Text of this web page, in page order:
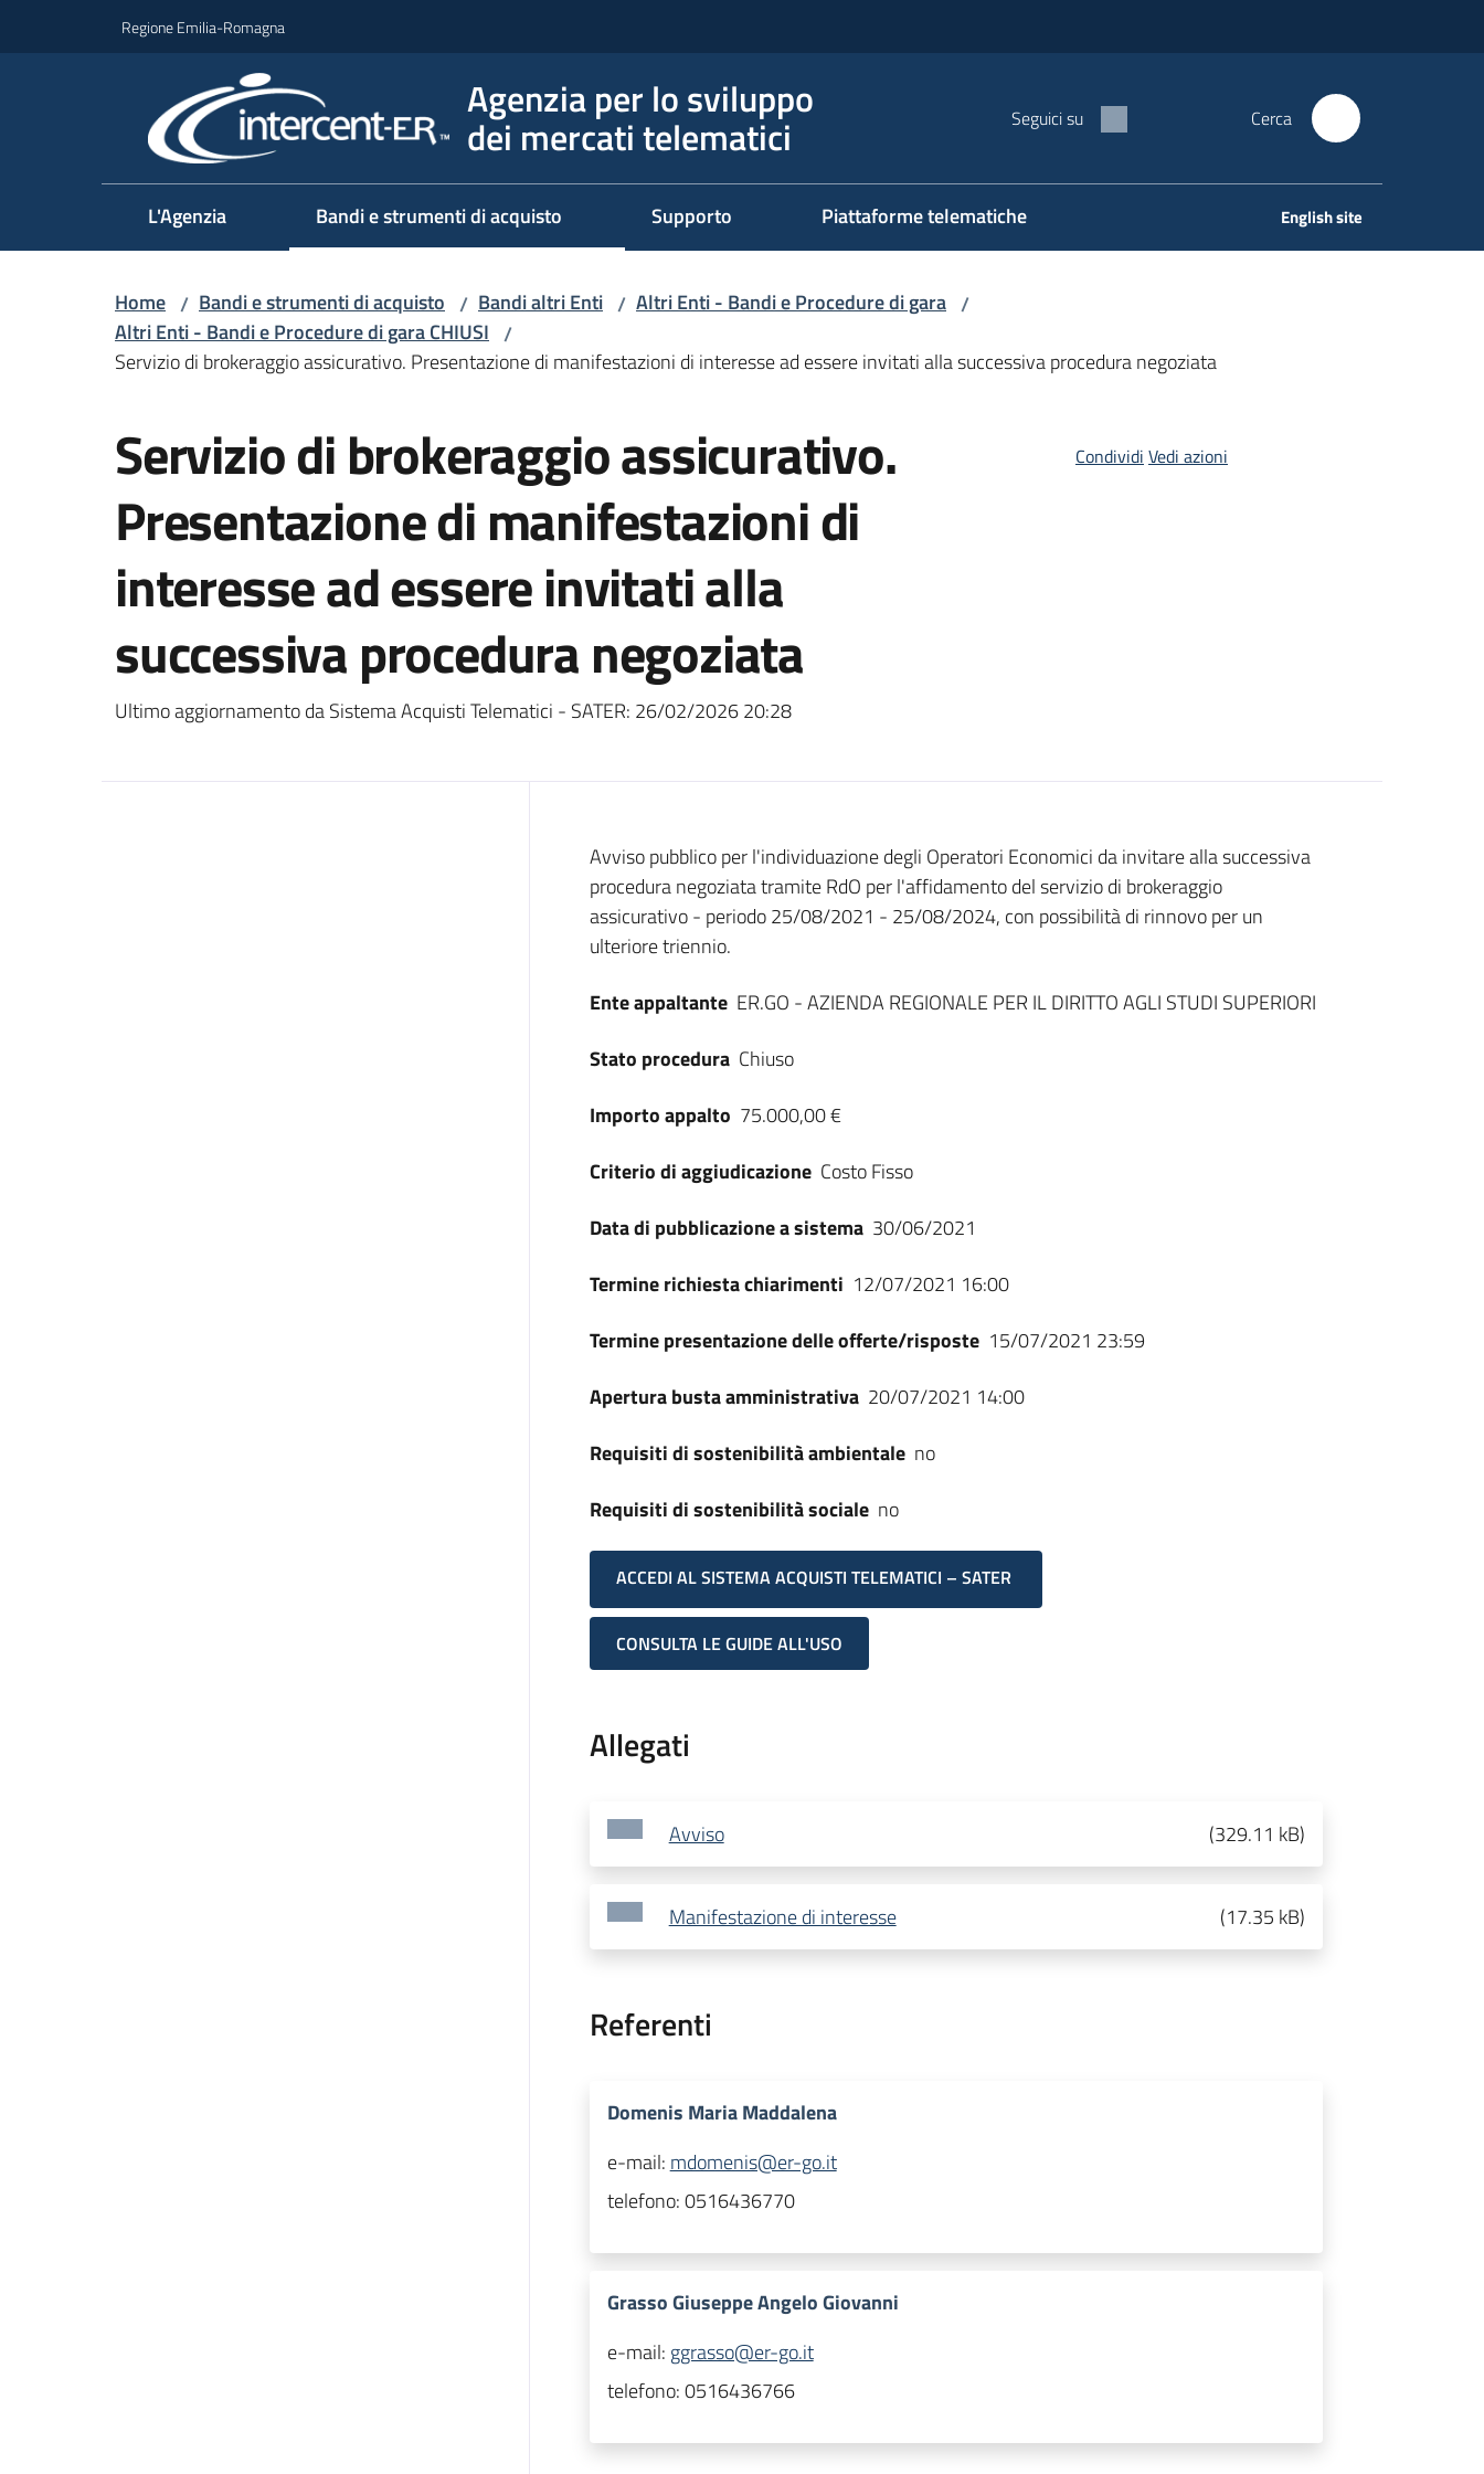
Regione Emilia-Romagna
Agenzia per lo sviluppo
dei mercati telematici Seguici su Cerca
L'Agenzia Bandi e strumenti di acquisto Supporto Piattaforme telematiche English site
Home / Bandi e strumenti di acquisto / Bandi altri Enti / Altri Enti - Bandi e Procedure di gara /
Altri Enti - Bandi e Procedure di gara CHIUSI /
Servizio di brokeraggio assicurativo. Presentazione di manifestazioni di interesse ad essere invitati alla successiva procedura negoziata
Servizio di brokeraggio assicurativo.
Presentazione di manifestazioni di
interesse ad essere invitati alla
successiva procedura negoziata
Ultimo aggiornamento da Sistema Acquisti Telematici - SATER: 26/02/2026 20:28
Condividi Vedi azioni
Dati del bando
Avviso pubblico per l'individuazione degli Operatori Economici da invitare alla successiva
procedura negoziata tramite RdO per l'affidamento del servizio di brokeraggio
assicurativo - periodo 25/08/2021 - 25/08/2024, con possibilità di rinnovo per un
ulteriore triennio.
Ente appaltante ER.GO - AZIENDA REGIONALE PER IL DIRITTO AGLI STUDI SUPERIORI
Stato procedura Chiuso
Importo appalto 75.000,00 €
Criterio di aggiudicazione Costo Fisso
Data di pubblicazione a sistema 30/06/2021
Termine richiesta chiarimenti 12/07/2021 16:00
Termine presentazione delle offerte/risposte 15/07/2021 23:59
Apertura busta amministrativa 20/07/2021 14:00
Requisiti di sostenibilità ambientale no
Requisiti di sostenibilità sociale no
ACCEDI AL SISTEMA ACQUISTI TELEMATICI – SATER
CONSULTA LE GUIDE ALL'USO
Allegati
Avviso (329.11 kB)
Manifestazione di interesse (17.35 kB)
Referenti
Domenis Maria Maddalena
e-mail: mdomenis@er-go.it
telefono:0516436770
Grasso Giuseppe Angelo Giovanni
e-mail: ggrasso@er-go.it
telefono:0516436766